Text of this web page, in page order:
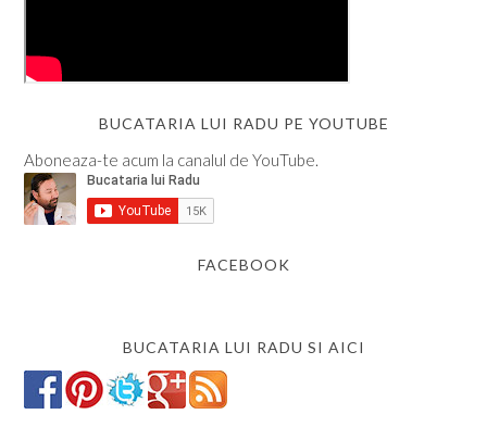
BUCATARIA LUI RADU PE YOUTUBE
Aboneaza-te acum la canalul de YouTube.
FACEBOOK
BUCATARIA LUI RADU SI AICI